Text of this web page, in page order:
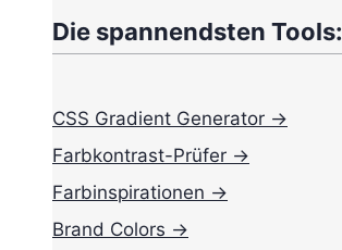
Die spannendsten Tools:
CSS Gradient Generator →
Farbkontrast-Prüfer →
Farbinspirationen →
Brand Colors →